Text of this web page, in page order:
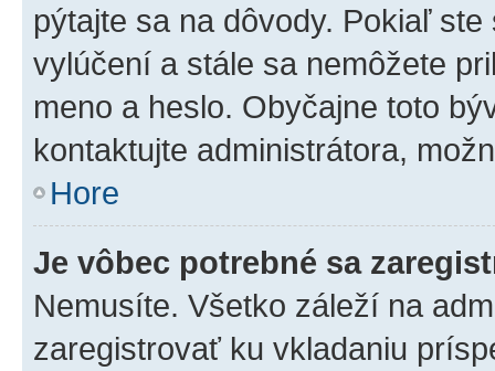
pýtajte sa na dôvody. Pokiaľ
vylúčení a stále sa nemôžete
meno a heslo. Obyčajne toto
kontaktujte administrátora,
Hore
Je vôbec potrebné sa
Nemusíte. Všetko záleží na
zaregistrovať ku vkladaniu